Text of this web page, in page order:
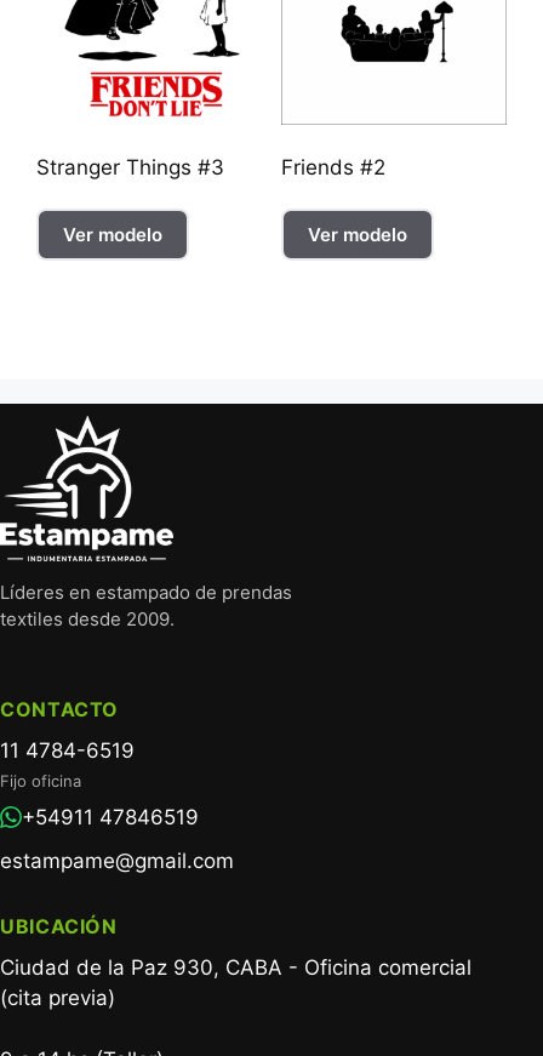
Stranger Things #3
Ver modelo
Friends #2
Ver modelo
Líderes en estampado de prendas
textiles desde 2009.
CONTACTO
11 4784-6519
Fijo oficina
+54911 47846519
estampame@gmail.com
UBICACIÓN
Ciudad de la Paz 930, CABA - Oficina comercial
(cita previa)